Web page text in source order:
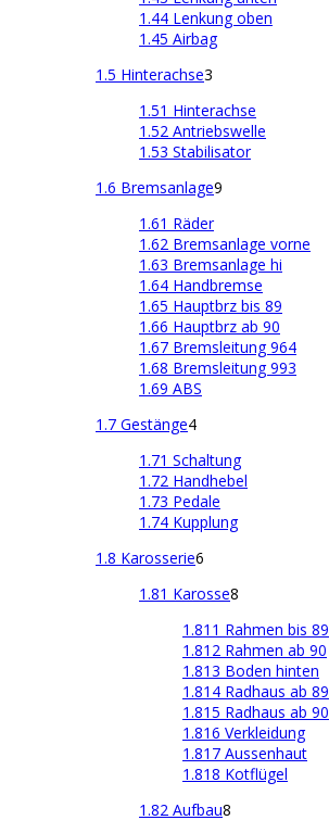
1.44 Lenkung oben
1.45 Airbag
1.5 Hinterachse3
1.51 Hinterachse
1.52 Antriebswelle
1.53 Stabilisator
1.6 Bremsanlage9
1.61 Räder
1.62 Bremsanlage vorne
1.63 Bremsanlage hi
1.64 Handbremse
1.65 Hauptbrz bis 89
1.66 Hauptbrz ab 90
1.67 Bremsleitung 964
1.68 Bremsleitung 993
1.69 ABS
1.7 Gestänge4
1.71 Schaltung
1.72 Handhebel
1.73 Pedale
1.74 Kupplung
1.8 Karosserie6
1.81 Karosse8
1.811 Rahmen bis 89
1.812 Rahmen ab 90
1.813 Boden hinten
1.814 Radhaus ab 89
1.815 Radhaus ab 90
1.816 Verkleidung
1.817 Aussenhaut
1.818 Kotflügel
1.82 Aufbau8